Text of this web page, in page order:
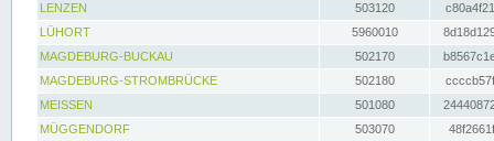
LENZEN
503120
LÜHORT
5960010
MAGDEBURG-BUCKAU
502170
MAGDEBURG-STROMBRÜCKE
502180
MEISSEN
501080
MÜGGENDORF
503070